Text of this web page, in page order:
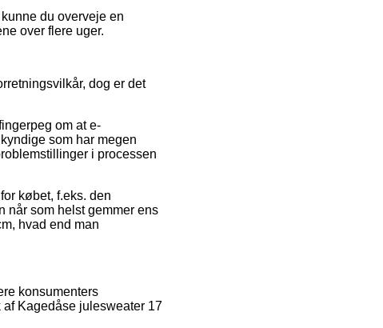
du overveje en
over flere uger.
dog er det
om at e-
som har megen
i processen
købet, f.eks. den
når som helst gemmer ens
hvad end man
konsumenters
af Kagedåse julesweater 17